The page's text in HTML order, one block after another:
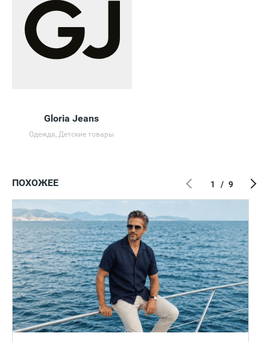
Gloria Jeans
Одежда, Детские товары
ПОХОЖЕЕ 1 / 9